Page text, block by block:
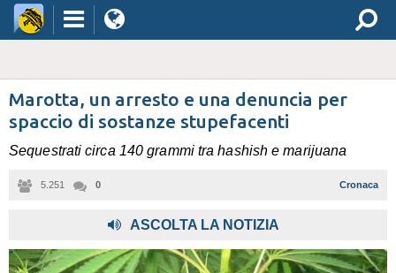
Marotta, un arresto e una denuncia per
spaccio di sostanze stupefacenti
Sequestrati circa 140 grammi tra hashish e marijuana
5.251 0 Cronaca
ASCOLTA LA NOTIZIA